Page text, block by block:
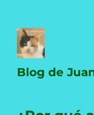
Blog de